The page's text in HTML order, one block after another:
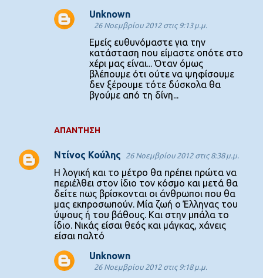
ΑΠΆΝΤΗΣΗ
Unknown
26 Νοεμβρίου 2012 στις 9:13 μ.μ.
Εμείς ευθυνόμαστε για την
κατάσταση που είμαστε οπότε στο
χέρι μας είναι... Όταν όμως
βλέπουμε ότι ούτε να ψηφίσουμε
δεν ξέρουμε τότε δύσκολα θα
βγούμε από τη δίνη...
Ντίνος Κούλης 26 Νοεμβρίου 2012 στις 8:38 μ.μ.
Η λογική και το μέτρο θα πρέπει πρώτα να
περιέλθει στον ίδιο τον κόσμο και μετά θα
δείτε πως βρίσκονται οι άνθρωποι που θα
μας εκπροσωπούν. Μία ζωή ο Έλληνας του
ύψους ή του βάθους. Και στην μπάλα το
ίδιο. Νικάς είσαι θεός και μάγκας, χάνεις
είσαι παλτό
Unknown
26 Νοεμβρίου 2012 στις 9:18 μ.μ.